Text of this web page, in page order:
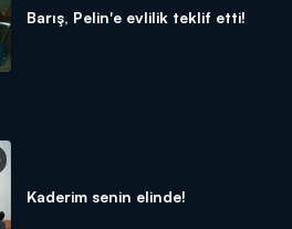
Barış, Pelin'e evlilik teklif etti!
Kaderim senin elinde!